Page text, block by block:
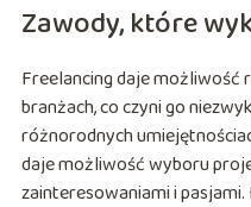
Zawody, które
Freelancing daje możliwość
branżach, co czyni go
różnorodnych
daje możliwość wyboru
zainteresowaniami i